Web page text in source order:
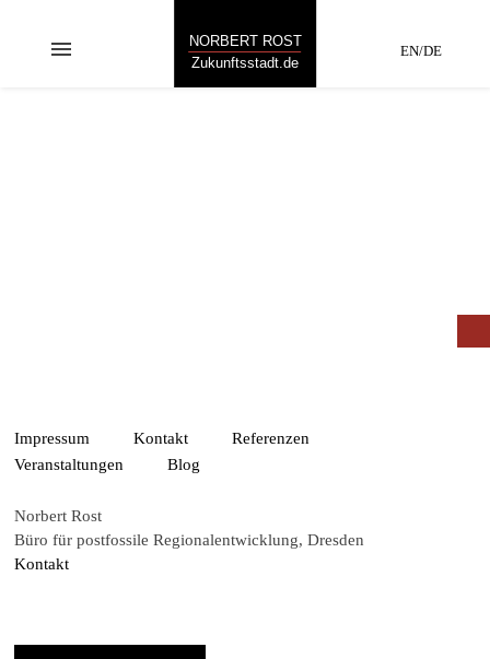
menu
Zukunftsstadt.de
NORBERT ROST
EN/DE
Impressum Kontakt
Referenzen
Veranstaltungen
Blog
Norbert Rost
Büro für postfossile Regionalentwicklung, Dresden
Kontakt